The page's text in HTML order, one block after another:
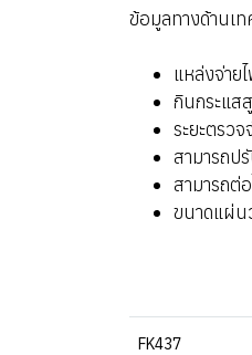
ข้อมูลทางด้านเ
แหล่งจ่าย
กินกระแส
ระยะตรว
สามารถป
สามารถต่
ขนาดแผ่
FK437